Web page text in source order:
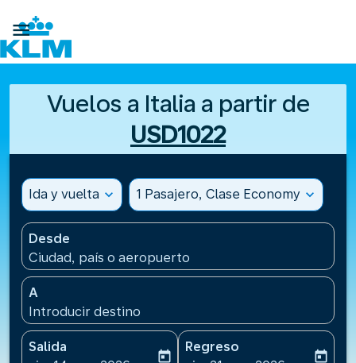

Vuelos a Italia a partir de
USD1022
Ida y vuelta expand_more 1 Pasajero, Clase Economy expand_more
Desde
Ciudad, país o aeropuerto
A
Introducir destino
Salida
today
Regreso
today